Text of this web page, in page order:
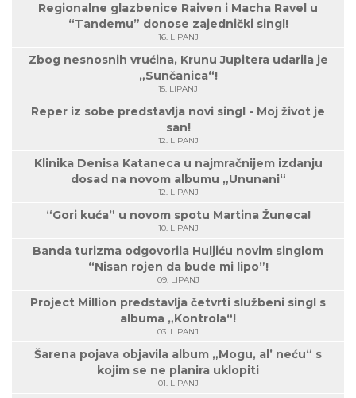
Regionalne glazbenice Raiven i Macha Ravel u
“Tandemu” donose zajednički singl!
16. LIPANJ
Zbog nesnosnih vrućina, Krunu Jupitera udarila je
„Sunčanica“!
15. LIPANJ
Reper iz sobe predstavlja novi singl - Moj život je
san!
12. LIPANJ
Klinika Denisa Kataneca u najmračnijem izdanju
dosad na novom albumu „Ununani“
12. LIPANJ
“Gori kuća” u novom spotu Martina Žuneca!
10. LIPANJ
Banda turizma odgovorila Huljiću novim singlom
“Nisan rojen da bude mi lipo”!
09. LIPANJ
Project Million predstavlja četvrti službeni singl s
albuma „Kontrola“!
03. LIPANJ
Šarena pojava objavila album „Mogu, al’ neću“ s
kojim se ne planira uklopiti
01. LIPANJ